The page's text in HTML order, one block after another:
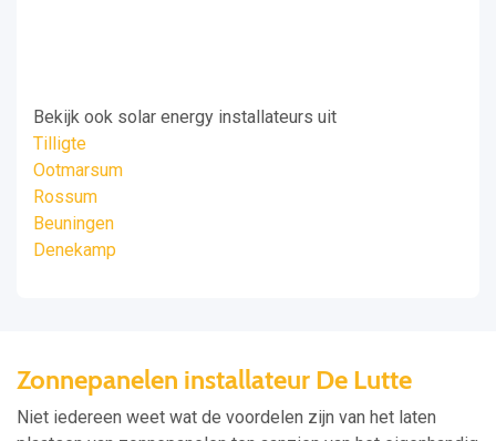
Bekijk ook solar energy installateurs uit
Tilligte
Ootmarsum
Rossum
Beuningen
Denekamp
Zonnepanelen installateur De Lutte
Niet iedereen weet wat de voordelen zijn van het laten